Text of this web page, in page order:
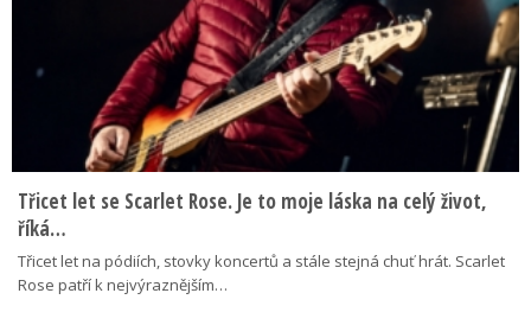
Třicet let se Scarlet Rose. Je to moje láska na celý život,
říká…
Třicet let na pódiích, stovky koncertů a stále stejná chuť hrát. Scarlet
Rose patří k nejvýraznějším…